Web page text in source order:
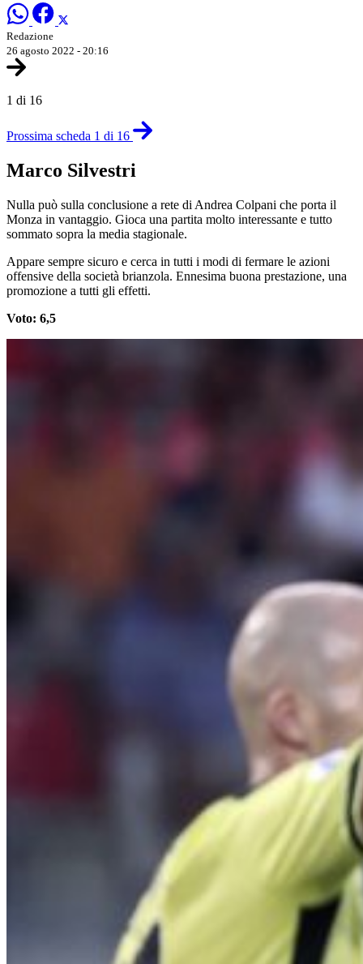
Redazione
26 agosto 2022 - 20:16
1 di 16
Prossima scheda 1 di 16
Marco Silvestri
Nulla può sulla conclusione a rete di Andrea Colpani che porta il
Monza in vantaggio. Gioca una partita molto interessante e tutto
sommato sopra la media stagionale.
Appare sempre sicuro e cerca in tutti i modi di fermare le azioni
offensive della società brianzola. Ennesima buona prestazione, una
promozione a tutti gli effetti.
Voto: 6,5